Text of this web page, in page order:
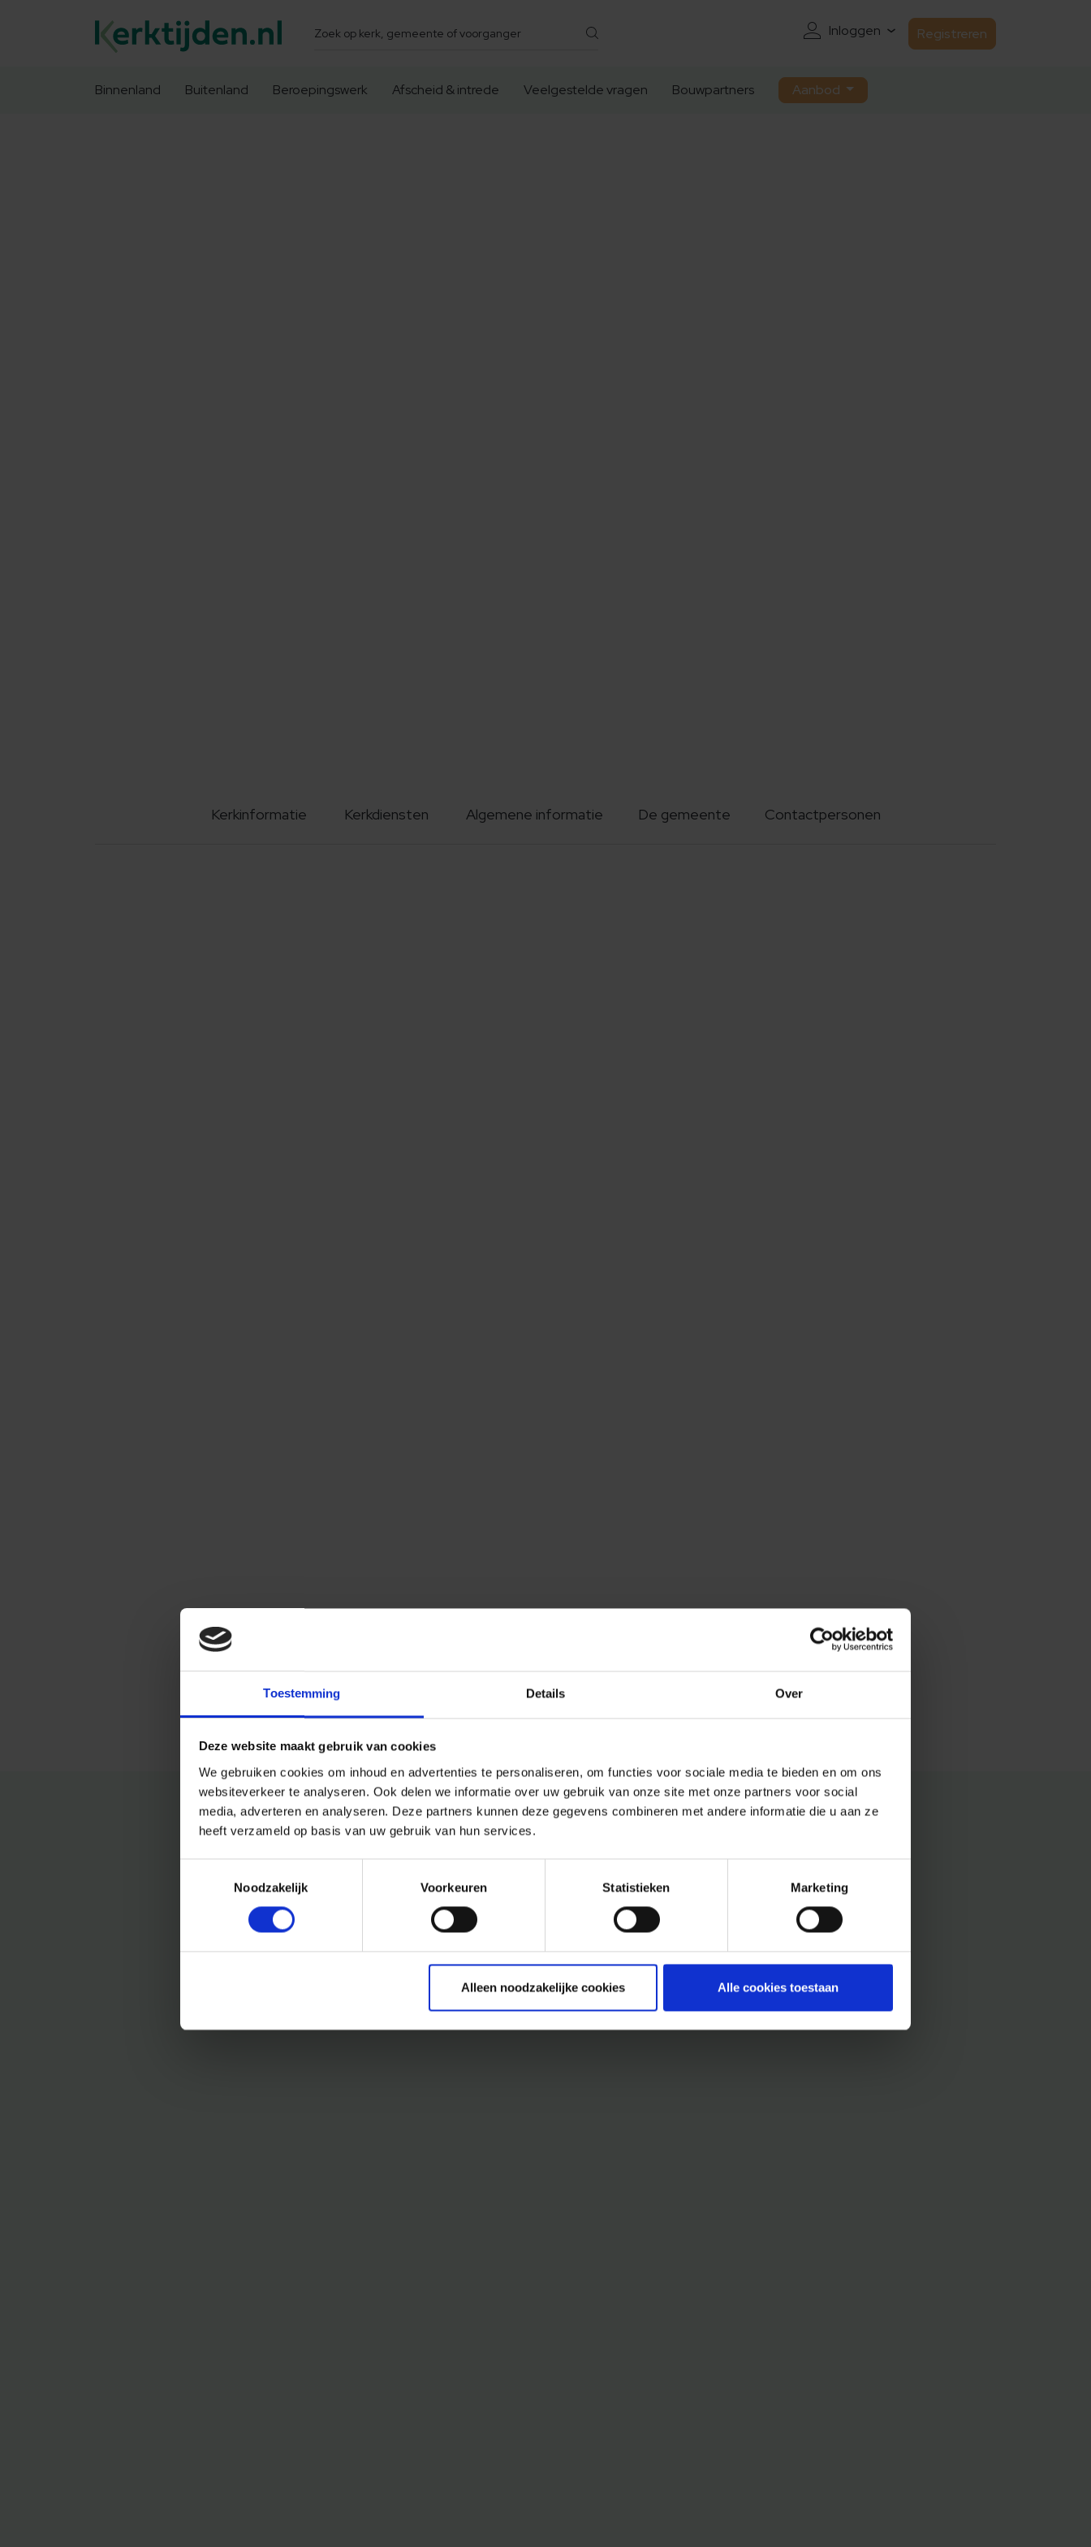
Toestemming Details Over
Deze website maakt gebruik van cookies
We gebruiken cookies om inhoud en advertenties te personaliseren, om functies voor sociale media te bieden en om ons
websiteverkeer te analyseren. Ook delen we informatie over uw gebruik van onze site met onze partners voor social
media, adverteren en analyseren. Deze partners kunnen deze gegevens combineren met andere informatie die u aan ze
heeft verzameld op basis van uw gebruik van hun services.
Noodzakelijk
Voorkeuren Statistieken Marketing
Alleen noodzakelijke cookies Alle cookies toestaan
Zoeken Inloggen Registreren
Binnenland Buitenland Beroepingswerk Afscheid & intrede Veelgestelde vragen Bouwpartners Aanbod
Kerkinformatie Kerkdiensten Algemene informatie De gemeente Contactpersonen